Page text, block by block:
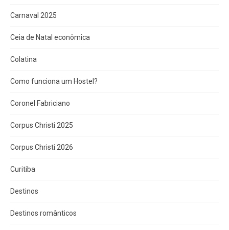
Carnaval 2025
Ceia de Natal econômica
Colatina
Como funciona um Hostel?
Coronel Fabriciano
Corpus Christi 2025
Corpus Christi 2026
Curitiba
Destinos
Destinos românticos